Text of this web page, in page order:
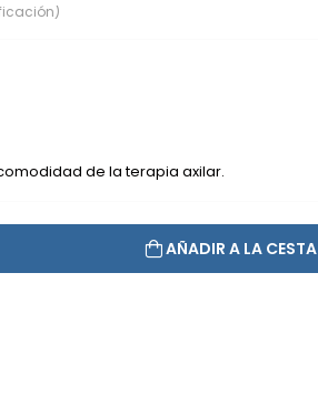
de la terapia axilar.
AÑADIR A LA CESTA